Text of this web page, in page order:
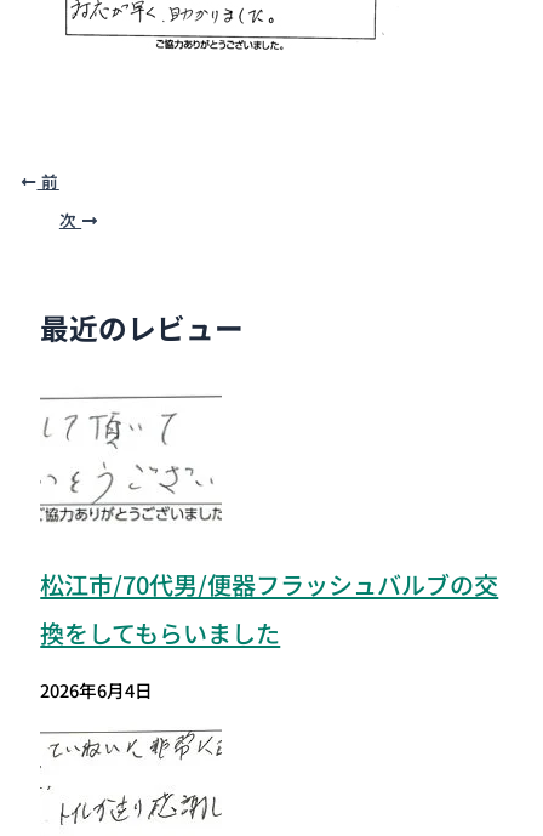
前
次
最近のレビュー
松江市/70代男/便器フラッシュバルブの交
換をしてもらいました
2026年6月4日